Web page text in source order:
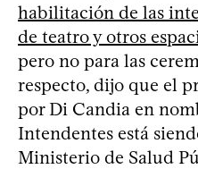
habilitación de las
de teatro y otros
pero no para las
respecto, dijo que el
por Di Candia en
Intendentes está
Ministerio de Salud